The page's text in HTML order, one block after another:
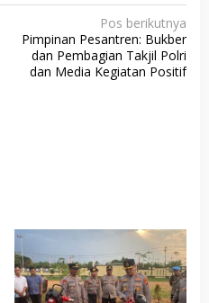
Pos berikutnya
Pimpinan Pesantren: Bukber
dan Pembagian Takjil Polri
dan Media Kegiatan Positif